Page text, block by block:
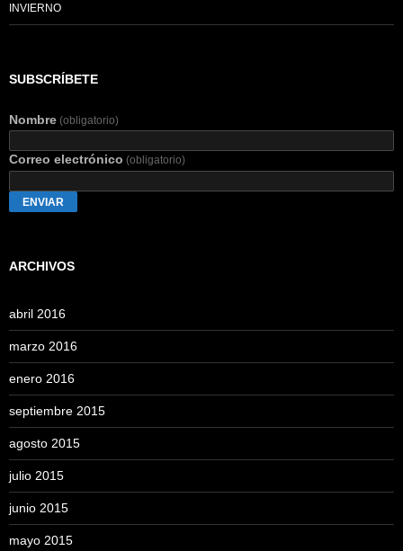
INVIERNO
SUBSCRÍBETE
Nombre (obligatorio)
Correo electrónico (obligatorio)
ENVIAR
ARCHIVOS
abril 2016
marzo 2016
enero 2016
septiembre 2015
agosto 2015
julio 2015
junio 2015
mayo 2015